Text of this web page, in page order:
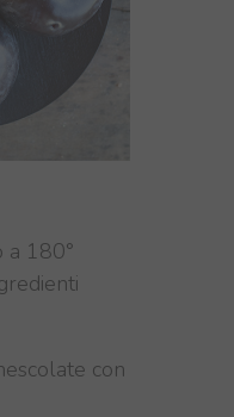
a 180°
con